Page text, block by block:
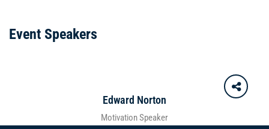
Event Speakers
Edward Norton
Motivation Speaker